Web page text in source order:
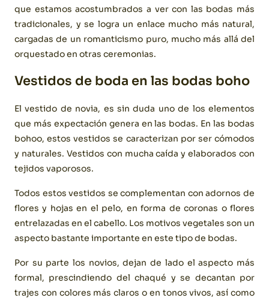
que estamos acostumbrados a ver con las bodas más
tradicionales, y se logra un enlace mucho más natural,
cargadas de un romanticismo puro, mucho más allá del
orquestado en otras ceremonias.
Vestidos de boda en las bodas boho
El vestido de novia, es sin duda uno de los elementos
que más expectación genera en las bodas. En las bodas
bohoo, estos vestidos se caracterizan por ser cómodos
y naturales. Vestidos con mucha caída y elaborados con
tejidos vaporosos.
Todos estos vestidos se complementan con adornos de
flores y hojas en el pelo, en forma de coronas o flores
entrelazadas en el cabello. Los motivos vegetales son un
aspecto bastante importante en este tipo de bodas.
Por su parte los novios, dejan de lado el aspecto más
formal, prescindiendo del chaqué y se decantan por
trajes con colores más claros o en tonos vivos, así como